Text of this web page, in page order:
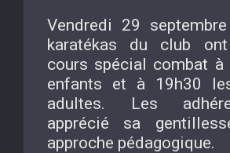
Vendredi 29
karatékas du club
cours spécial combat à
enfants et à 19h30
adultes. Les
apprécié sa
approche pédagogique.